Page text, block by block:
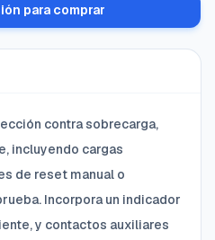
para comprar
contra sobrecarga,
incluyendo cargas
de reset manual o
Incorpora un indicador
y contactos auxiliares